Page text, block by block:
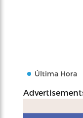
Última Hora